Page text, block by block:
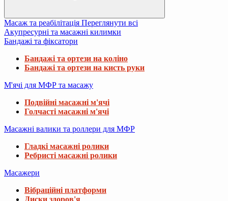
Масаж та реабілітація Переглянути всі
Акупресурні та масажні килимки
Бандажі та фіксатори
Бандажі та ортези на коліно
Бандажі та ортези на кисть руки
М'ячі для МФР та масажу
Подвійні масажні м'ячі
Голчасті масажні м'ячі
Масажні валики та роллери для МФР
Гладкі масажні ролики
Ребристі масажні ролики
Масажери
Вібраційні платформи
Диски здоров'я